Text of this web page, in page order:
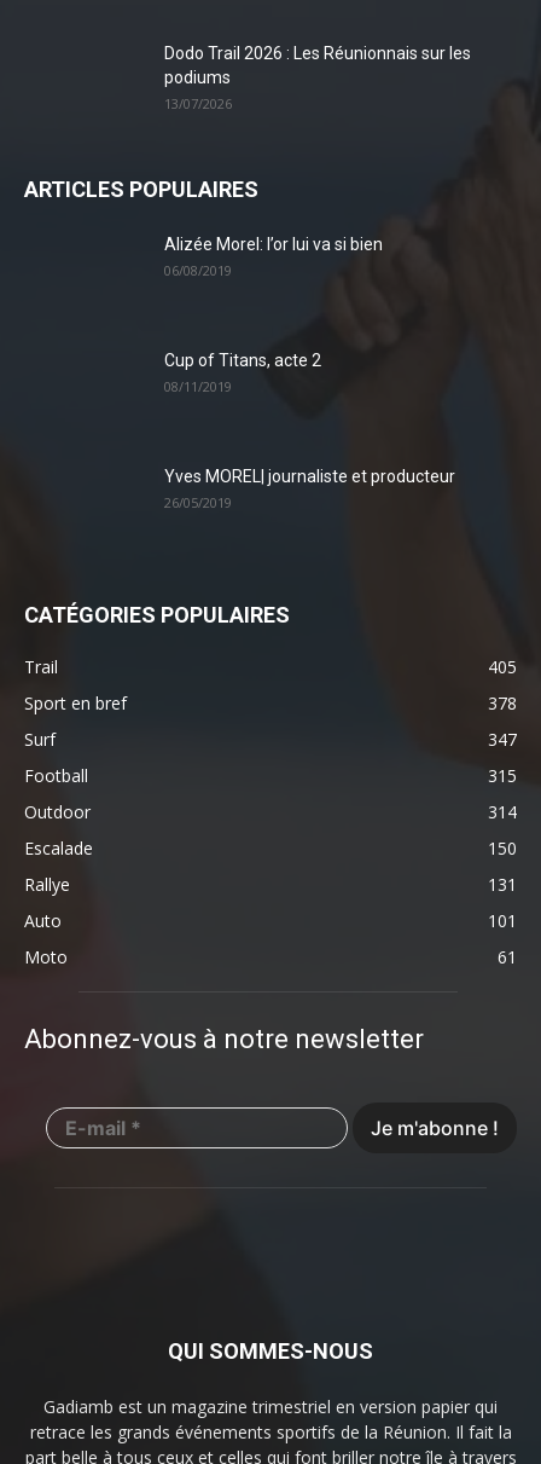
Dodo Trail 2026 : Les Réunionnais sur les
podiums
13/07/2026
ARTICLES POPULAIRES
Alizée Morel: l’or lui va si bien
06/08/2019
Cup of Titans, acte 2
08/11/2019
Yves MOREL| journaliste et producteur
26/05/2019
CATÉGORIES POPULAIRES
Trail
405
Sport en bref
378
Surf
347
Football
315
Outdoor
314
Escalade
150
Rallye
131
Auto
101
Moto
61
Abonnez-vous à notre newsletter
QUI SOMMES-NOUS
Gadiamb est un magazine trimestriel en version papier qui
retrace les grands événements sportifs de la Réunion. Il fait la
part belle à tous ceux et celles qui font briller notre île à travers